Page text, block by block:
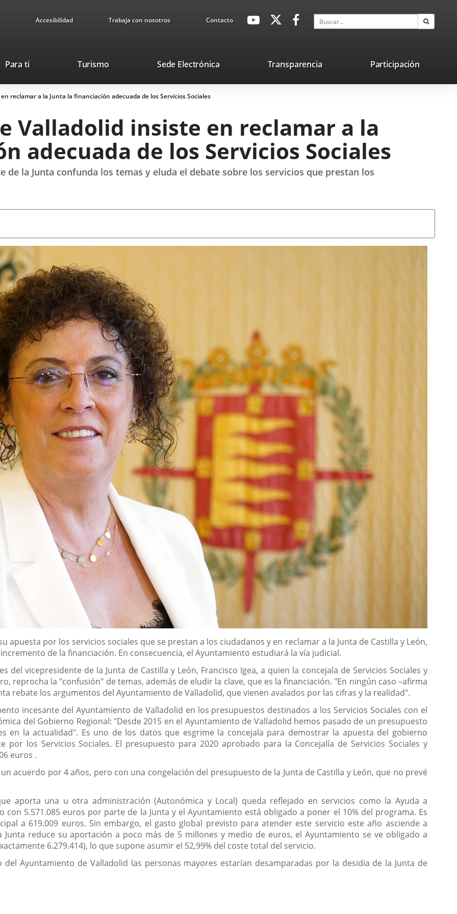
Accesibilidad Trabaja con nosotros ContactoavaHeaderSocial
Enlace
externa.
Enlace
aplicación
externa.
Enlace
aplicación
externa.
Buscar
Para ti TurismoEste
se
abrirá
una
ventana
nueva.
Sede ElectrónicaEnlace
una
Transparencia Participación
reclamar a la Junta la financiación adecuada de los Servicios Sociales
Valladolid insiste en reclamar a la
adecuada de los Servicios Sociales
de la Junta confunda los temas y eluda el debate sobre los servicios que prestan los
apuesta por los servicios sociales que se prestan a los ciudadanos y en reclamar a la Junta de Castilla y León,
de la financiación. En consecuencia, el Ayuntamiento estudiará la vía judicial.
del vicepresidente de la Junta de Castilla y León, Francisco Igea, a quien la concejala de Servicios Sociales y
reprocha la "confusión" de temas, además de eludir la clave, que es la financiación. "En ningún caso –afirma
rebate los argumentos del Ayuntamiento de Valladolid, que vienen avalados por las cifras y la realidad".
incesante del Ayuntamiento de Valladolid en los presupuestos destinados a los Servicios Sociales con el
del Gobierno Regional: "Desde 2015 en el Ayuntamiento de Valladolid hemos pasado de un presupuesto
en la actualidad". Es uno de los datos que esgrime la concejala para demostrar la apuesta del gobierno
por los Servicios Sociales. El presupuesto para 2020 aprobado para la Concejalía de Servicios Sociales y
euros .
acuerdo por 4 años, pero con una congelación del presupuesto de la Junta de Castilla y León, que no prevé
aporta una u otra administración (Autonómica y Local) queda reflejado en servicios como la Ayuda a
con 5.571.085 euros por parte de la Junta y el Ayuntamiento está obligado a poner el 10% del programa. Es
a 619.009 euros. Sin embargo, el gasto global previsto para atender este servicio este año asciende a
Junta reduce su aportación a poco más de 5 millones y medio de euros, el Ayuntamiento se ve obligado a
6.279.414), lo que supone asumir el 52,99% del coste total del servicio.
Ayuntamiento de Valladolid las personas mayores estarían desamparadas por la desidia de la Junta de